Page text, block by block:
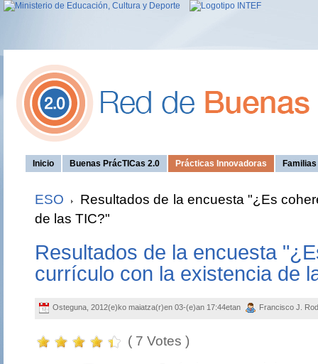
Inicio Buenas PrácTICas 2.0 Prácticas Innovadoras
ESO
Resultados de la encuesta "¿Es
de las TIC?"
Resultados de la encuesta
currículo con la existencia de
Osteguna, 2012(e)ko maiatza(r)en 03-(e)an 17:44etan Francisco J.
( 7 Votes )